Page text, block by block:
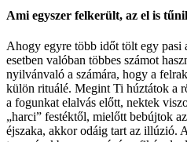
Ami egyszer felkerült, az el is
Ahogy egyre több időt tölt egy pasi
esetben valóban többes számot
nyilvánvaló a számára, hogy a
külön rituálé. Megint Ti húztátok a
a fogunkat elalvás előtt, nektek
„harci” festéktől, mielőtt bebújtok
éjszaka, akkor odáig tart az illúzió.